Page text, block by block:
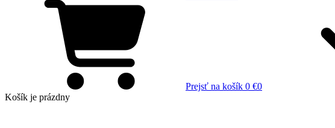
Prejsť na košík 0 €0
Košík je prázdny